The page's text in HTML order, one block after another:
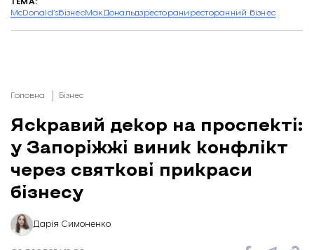
Територія McDonald’s біля ТЦ «Україна». Фото: «Відбудова. Запоріжжя».
McDonald’sбізнесМакДональдзресторани ресторанний бізнес
Головна Бізнес
Яскравий декор на проспекті:
у Запоріжжі виник конфлікт
через святкові прикраси
бізнесу
Дарія Симоненко